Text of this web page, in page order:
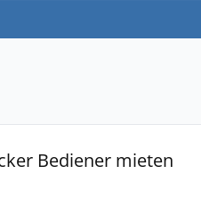
Bediener mieten